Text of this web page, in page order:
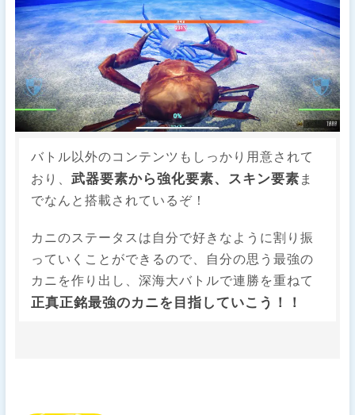
バトル以外のコンテンツもしっかり用意されて
おり、武器要素から強化要素、スキン要素 ま
でなんと搭載されているぞ！
カニのステータスは自分で好きなように割り振
っていくことができるので、自分の思う最強の
カニを作り出し、深海大バトルで連勝を重ねて
正真正銘最強のカニを目指していこう！！